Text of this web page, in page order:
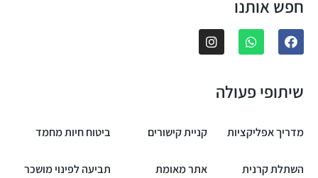
חפש אותנו
שיתופי פעולה
מדריך אפליקציות קניית קישורים ביטוח חיות מחמד
השתלת קרנית אתר מאומת תביעה לפינוי מושכר